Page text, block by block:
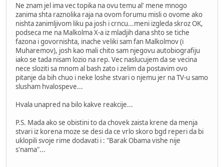
Ne znam jel ima vec topika na ovu temu al' mene mnogo
zanima shta raznolika raja na ovom forumu misli o ovome ako
nishta zanimljivom liku pa josh i crncu...meni izgleda skroz OK,
podseca me na Malkolma X-a iz mladjih dana shto se tiche
fazona i govornishta, inache veliki sam fan Malkolmov (i
Muharemov), josh kao mali chito sam njegovu autobiografiju
iako se tada nisam lozio na rep. Vec naslucujem da se vecina
nece sloziti sa mnom al bash zato i zelim da postavim ovo
pitanje da bih chuo i neke loshe stvari o njemu jer na TV-u samo
slusham hvalospeve...
Hvala unapred na bilo kakve reakcije...
P.S. Mada ako se obistini to da chovek zaista krene da menja
stvari iz korena moze se desi da ce vrlo skoro bgd reperi da bi
uklopili svoje rime dodavati i : "Barak Obama vishe nije
s'nama"...